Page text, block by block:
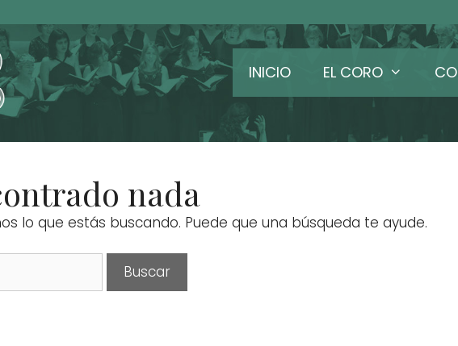
INICIO EL CORO
nada
lo que estás buscando. Puede que una búsqueda te ayude.